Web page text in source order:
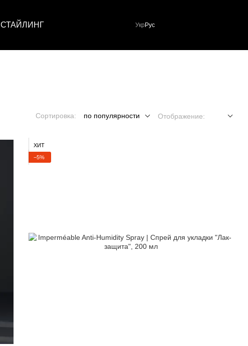
СТАЙЛИНГ Укр Рус
Сортировка: по популярности Отображение:
ХИТ
−5%